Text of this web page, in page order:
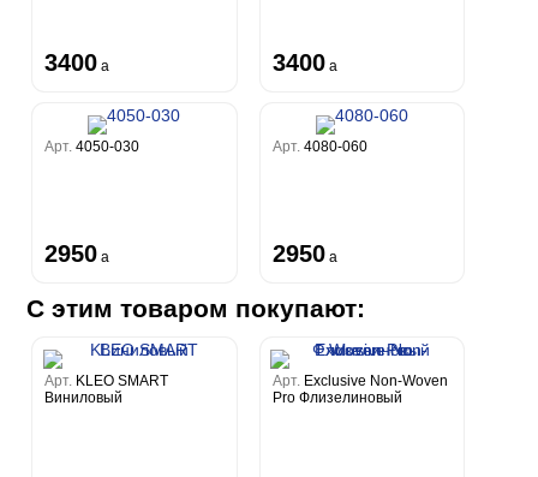
3400 a 3400 a
Арт.4050-030
2950 a
Арт. 4080-060
2950 a
С этим товаром покупают:
Арт. KLEO SMART
Виниловый
Арт. Exclusive Non-Woven
Pro Флизелиновый